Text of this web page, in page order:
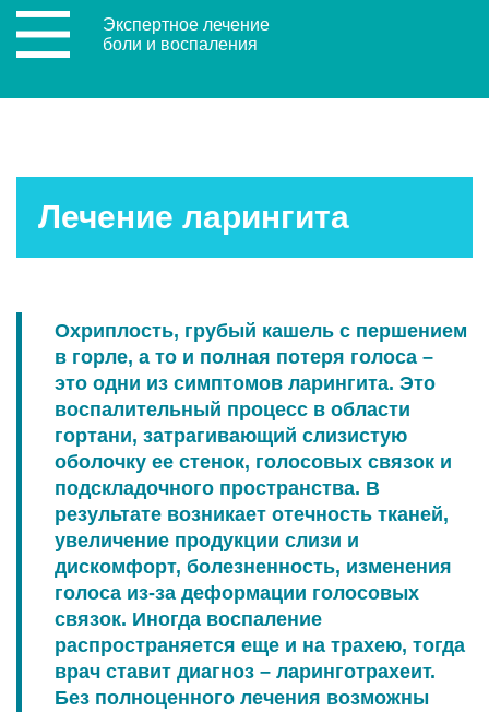
Экспертное лечение
боли и воспаления
Лечение ларингита
Охриплость, грубый кашель с першением
в горле, а то и полная потеря голоса –
это одни из симптомов ларингита. Это
воспалительный процесс в области
гортани, затрагивающий слизистую
оболочку ее стенок, голосовых связок и
подскладочного пространства. В
результате возникает отечность тканей,
увеличение продукции слизи и
дискомфорт, болезненность, изменения
голоса из-за деформации голосовых
связок. Иногда воспаление
распространяется еще и на трахею, тогда
врач ставит диагноз – ларинготрахеит.
Без полноценного лечения возможны